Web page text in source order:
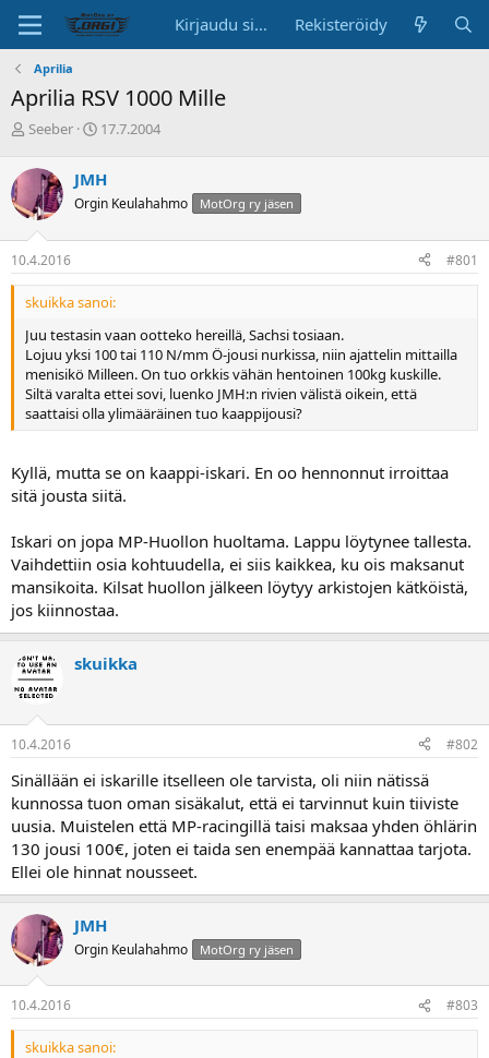
Kirjaudu sisään Rekisteröidy
Aprilia
Aprilia RSV 1000 Mille
K
s
u
s
t
e
l
u
a
l
o
i
t
j
a
Seeber
A
i
t
s
ä
i
ä
17.7.2004
JMH
Orgin Keulahahmo MotOrg ry jäsen
10.4.2016 #801
skuikka sanoi:
Juu testasin vaan ootteko hereillä, Sachsi tosiaan.
Lojuu yksi 100 tai 110 N/mm Ö-jousi nurkissa, niin ajattelin mittailla
menisikö Milleen. On tuo orkkis vähän hentoinen 100kg kuskille.
Siltä varalta ettei sovi, luenko JMH:n rivien välistä oikein, että
saattaisi olla ylimääräinen tuo kaappijousi?
Kyllä, mutta se on kaappi-iskari. En oo hennonnut irroittaa
sitä jousta siitä.
Iskari on jopa MP-Huollon huoltama. Lappu löytynee tallesta.
Vaihdettiin osia kohtuudella, ei siis kaikkea, ku ois maksanut
mansikoita. Kilsat huollon jälkeen löytyy arkistojen kätköistä,
jos kiinnostaa.
skuikka
10.4.2016 #802
Sinällään ei iskarille itselleen ole tarvista, oli niin nätissä
kunnossa tuon oman sisäkalut, että ei tarvinnut kuin tiiviste
uusia. Muistelen että MP-racingillä taisi maksaa yhden öhlärin
130 jousi 100€, joten ei taida sen enempää kannattaa tarjota.
Ellei ole hinnat nousseet.
JMH
Orgin Keulahahmo MotOrg ry jäsen
10.4.2016 #803
skuikka sanoi: